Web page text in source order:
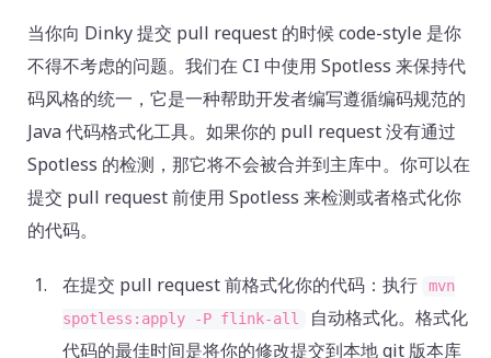
当你向 Dinky 提交 pull request 的时候 code-style 是你
不得不考虑的问题。我们在 CI 中使用 Spotless 来保持代
码风格的统一，它是一种帮助开发者编写遵循编码规范的
Java 代码格式化工具。如果你的 pull request 没有通过
Spotless 的检测，那它将不会被合并到主库中。你可以在
提交 pull request 前使用 Spotless 来检测或者格式化你
的代码。
在提交 pull request 前格式化你的代码：执行
mvn
spotless:apply -P flink-all
自动格式化。格式化
代码的最佳时间是将你的修改提交到本地 git 版本库